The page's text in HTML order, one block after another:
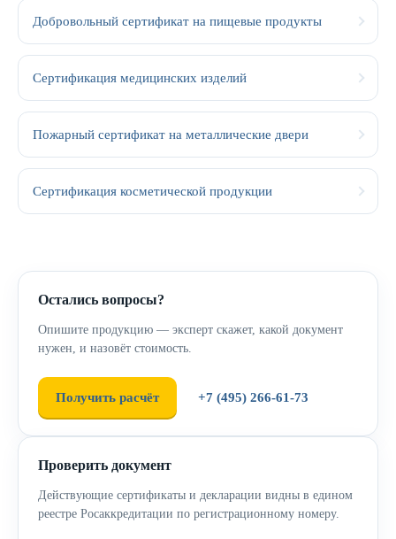
Добровольный сертификат на пищевые продукты
Сертификация медицинских изделий
Пожарный сертификат на металлические двери
Сертификация косметической продукции
Остались вопросы?
Опишите продукцию — эксперт скажет, какой документ
нужен, и назовёт стоимость.
Получить расчёт +7 (495) 266-61-73
Проверить документ
Действующие сертификаты и декларации видны в едином
реестре Росаккредитации по регистрационному номеру.